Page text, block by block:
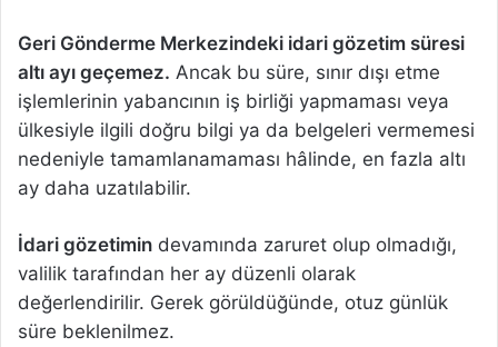
Geri Gönderme Merkezindeki idari gözetim süresi
altı ayı geçemez. Ancak bu süre, sınır dışı etme
işlemlerinin yabancının iş birliği yapmaması veya
ülkesiyle ilgili doğru bilgi ya da belgeleri vermemesi
nedeniyle tamamlanamaması hâlinde, en fazla altı
ay daha uzatılabilir.
İdari gözetimin devamında zaruret olup olmadığı,
valilik tarafından her ay düzenli olarak
değerlendirilir. Gerek görüldüğünde, otuz günlük
süre beklenilmez.